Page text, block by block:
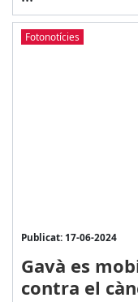
Fotonotícies
Publicat: 17-06-2024
Gavà es
contra el